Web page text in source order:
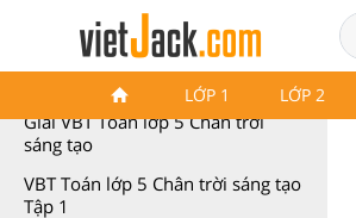
LỚP 1 LỚP 2
Vở bài tập Toán lớp 5
Giải VBT Toán lớp 5 Chân trời
sáng tạo
VBT Toán lớp 5 Chân trời sáng tạo
Tập 1